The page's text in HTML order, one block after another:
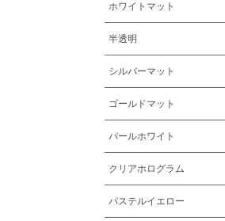
ホワイトマット
半透明
シルバーマット
ゴールドマット
パールホワイト
クリアホログラム
パステルイエロー